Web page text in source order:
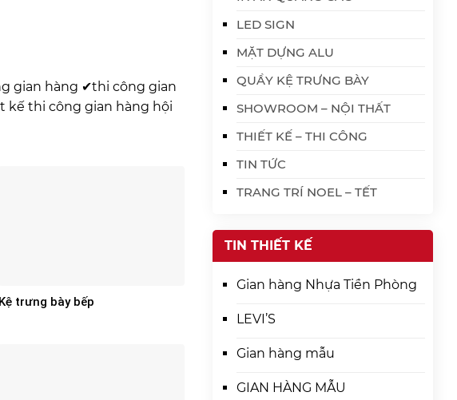
gian hàng ✔thi công gian
kế thi công gian hàng hội
Kệ trưng bày bếp
LED SIGN
MẶT DỰNG ALU
QUẦY KỆ TRƯNG BÀY
SHOWROOM – NỘI THẤT
THIẾT KẾ – THI CÔNG
TIN TỨC
TRANG TRÍ NOEL – TẾT
TIN THIẾT KẾ
Gian hàng Nhựa Tiền Phòng
LEVI’S
Gian hàng mẫu
GIAN HÀNG MẪU